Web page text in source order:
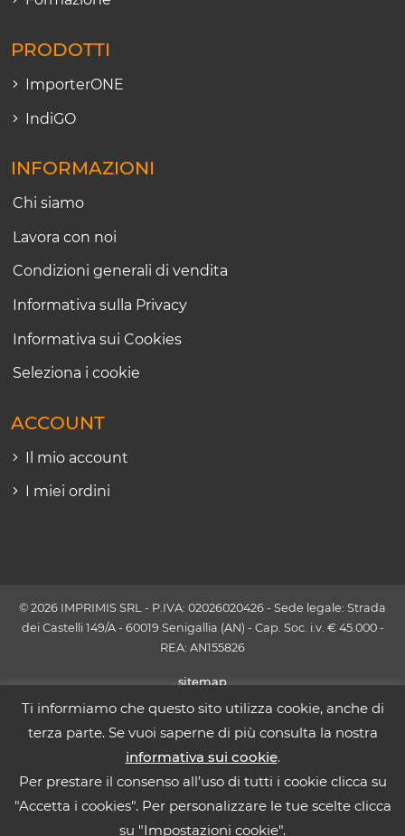
PRODOTTI
ImporterONE
IndiGO
INFORMAZIONI
Chi siamo
Lavora con noi
Condizioni generali di vendita
Informativa sulla Privacy
Informativa sui Cookies
Seleziona i cookie
ACCOUNT
Il mio account
I miei ordini
© 2026 IMPRIMIS SRL - P.IVA: 02026020426 - Sede legale: Strada
dei Castelli 149/A - 60019 Senigallia (AN) - Cap. Soc. i.v. € 45.000 -
REA: AN155826
sitemap
Ti informiamo che questo sito utilizza cookie, anche di
terza parte. Se vuoi saperne di più consulta la nostra
informativa sui cookie.
Per prestare il consenso all’uso di tutti i cookie clicca su
"Accetta i cookies". Per personalizzare le tue scelte clicca
su "Impostazioni cookie".